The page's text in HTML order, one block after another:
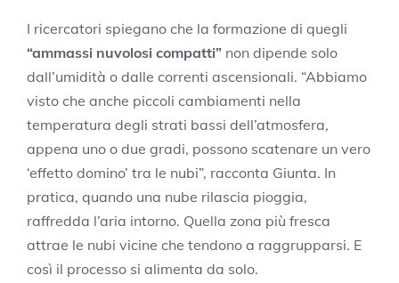
I ricercatori spiegano che la formazione di quegli
“ammassi nuvolosi compatti” non dipende solo
dall’umidità o dalle correnti ascensionali. “Abbiamo
visto che anche piccoli cambiamenti nella
temperatura degli strati bassi dell’atmosfera,
appena uno o due gradi, possono scatenare un vero
‘effetto domino’ tra le nubi”, racconta Giunta. In
pratica, quando una nube rilascia pioggia,
raffredda l’aria intorno. Quella zona più fresca
attrae le nubi vicine che tendono a raggrupparsi. E
così il processo si alimenta da solo.